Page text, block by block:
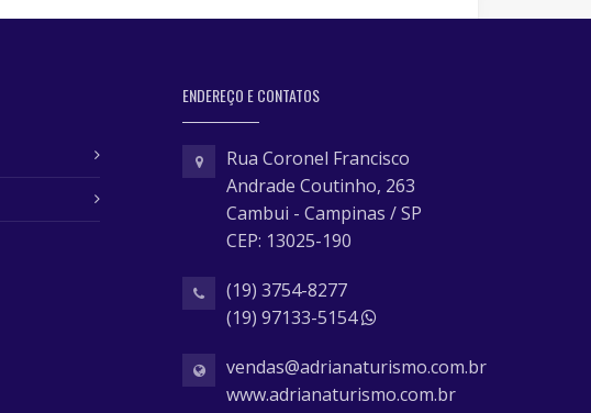
ENDEREÇO E CONTATOS
Rua Coronel Francisco
Andrade Coutinho, 263
Cambui - Campinas / SP
CEP: 13025-190
(19) 3754-8277
(19) 97133-5154
vendas@adrianaturismo.com.br
www.adrianaturismo.com.br